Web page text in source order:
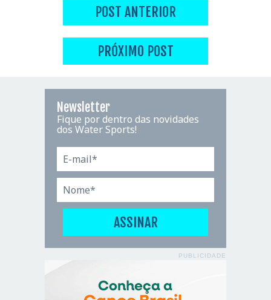
POST ANTERIOR
PRÓXIMO POST
Newsletter
Fique por dentro das novidades
dos Water Sports!
PUBLICIDADE